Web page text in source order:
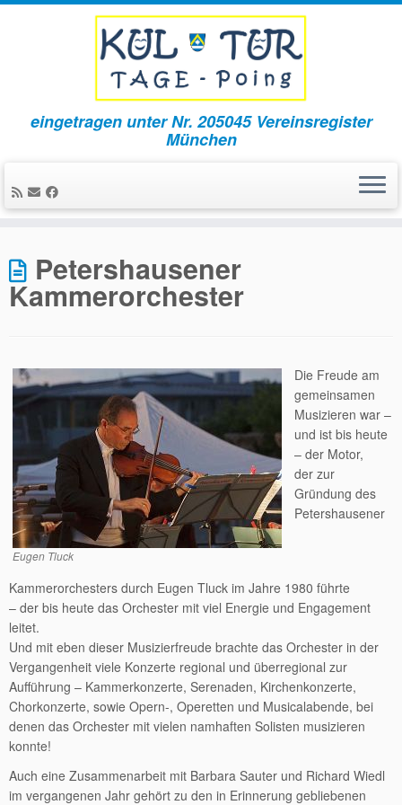
Inhalt
springen
eingetragen unter Nr. 205045 Vereinsregister
München
Petershausener
Kammerorchester
Eugen Tluck
Die Freude am
gemeinsamen
Musizieren war –
und ist bis heute
– der Motor,
der zur
Gründung des
Petershausener
Kammerorchesters durch Eugen Tluck im Jahre 1980 führte
– der bis heute das Orchester mit viel Energie und Engagement
leitet.
Und mit eben dieser Musizierfreude brachte das Orchester in der
Vergangenheit viele Konzerte regional und überregional zur
Aufführung – Kammerkonzerte, Serenaden, Kirchenkonzerte,
Chorkonzerte, sowie Opern-, Operetten und Musicalabende, bei
denen das Orchester mit vielen namhaften Solisten musizieren
konnte!
Auch eine Zusammenarbeit mit Barbara Sauter und Richard Wiedl
im vergangenen Jahr gehört zu den in Erinnerung gebliebenen